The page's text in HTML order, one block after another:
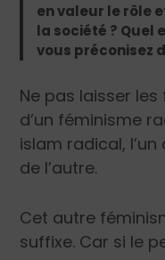
en valeur le rôle
la société ? Quel
vous préconisez
Ne pas laisser
d’un féminisme
islam radical,
de l’autre.
Cet autre
suffixe. Car si le